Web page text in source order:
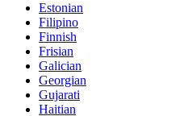
Estonian
Filipino
Finnish
Frisian
Galician
Georgian
Gujarati
Haitian